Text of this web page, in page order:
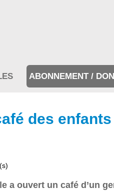
ABONNEMENT / DON
des
a ouvert un café d’un